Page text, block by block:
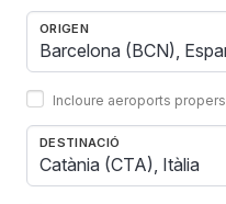
ORIGEN
Incloure aeroports propers
DESTINACIÓ